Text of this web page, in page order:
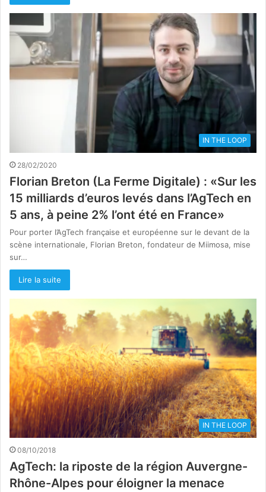
IN THE LOOP
28/02/2020
Florian Breton (La Ferme Digitale) : «Sur les
15 milliards d’euros levés dans l’AgTech en
5 ans, à peine 2% l’ont été en France»
Pour porter l’AgTech française et européenne sur le devant de la
scène internationale, Florian Breton, fondateur de Miimosa, mise
sur…
Lire la suite
IN THE LOOP
08/10/2018
AgTech: la riposte de la région Auvergne-
Rhône-Alpes pour éloigner la menace